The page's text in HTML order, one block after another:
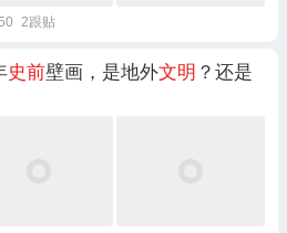
2跟贴
史前壁画，是地外文明 ？还是